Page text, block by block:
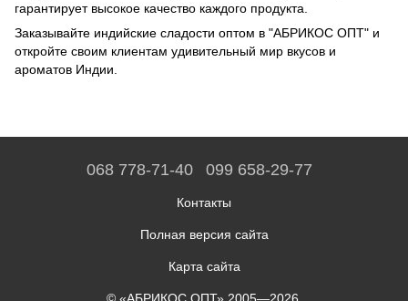
гарантирует высокое качество каждого продукта.
Заказывайте индийские сладости оптом в "АБРИКОС ОПТ" и
откройте своим клиентам удивительный мир вкусов и
ароматов Индии.
068 778-71-40 099 658-29-77
Контакты
Полная версия сайта
Карта сайта